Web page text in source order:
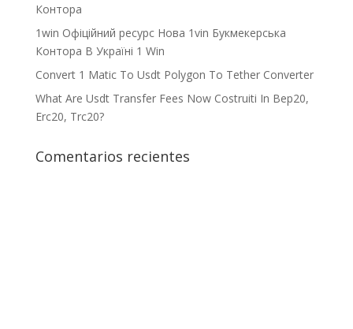
Контора
1win Офіційний ресурс Нова 1vin Букмекерська
Контора В Україні 1 Win
Convert 1 Matic To Usdt Polygon To Tether Converter
What Are Usdt Transfer Fees Now Costruiti In Bep20,
Erc20, Trc20?
Comentarios recientes